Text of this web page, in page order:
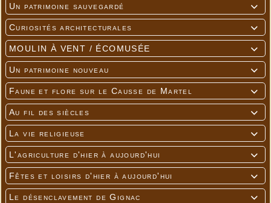

Un patrimoine sauvegardé

Curiosités architecturales

MOULIN À VENT / ÉCOMUSÉE

Un patrimoine nouveau

Faune et flore sur le Causse de Martel

Au fil des siècles

La vie religieuse

L'agriculture d'hier à aujourd'hui

Fêtes et loisirs d'hier à aujourd'hui

Le désenclavement de Gignac